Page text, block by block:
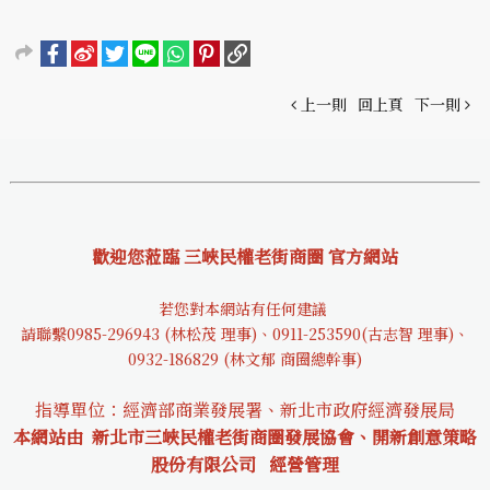
上一則 回上頁 下一則
歡迎您蒞臨 三峽民權老街商圈 官方網站
若您對本網站有任何建議
請聯繫0985-296943 (林松茂 理事)、0911-253590(古志智 理事)、
0932-186829 (林文郁 商圈總幹事)
指導單位：經濟部商業發展署、新北市政府經濟發展局
本網站由 新北市三峽民權老街商圈發展協會、開新創意策略
股份有限公司 經營管理